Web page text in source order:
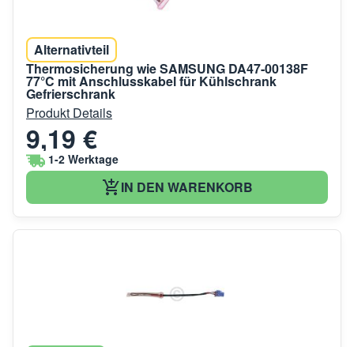
Alternativteil
Thermosicherung wie SAMSUNG DA47-00138F
77°C mit Anschlusskabel für Kühlschrank
Gefrierschrank
Produkt Details
9,19 €
1-2 Werktage
IN DEN WARENKORB